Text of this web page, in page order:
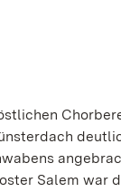
Salem war